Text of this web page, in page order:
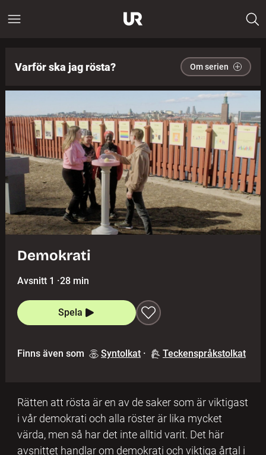
Varför ska jag rösta? Om serien
Demokrati
Avsnitt 1 ·28 min
Spela
Finns även som Syntolkat · Teckenspråkstolkat
Rätten att rösta är en av de saker som är viktigast
i vår demokrati och alla röster är lika mycket
värda, men så har det inte alltid varit. Det här
avsnittet handlar om demokrati och viktiga årtal i